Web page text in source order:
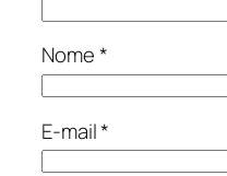
Nome*
E-mail*